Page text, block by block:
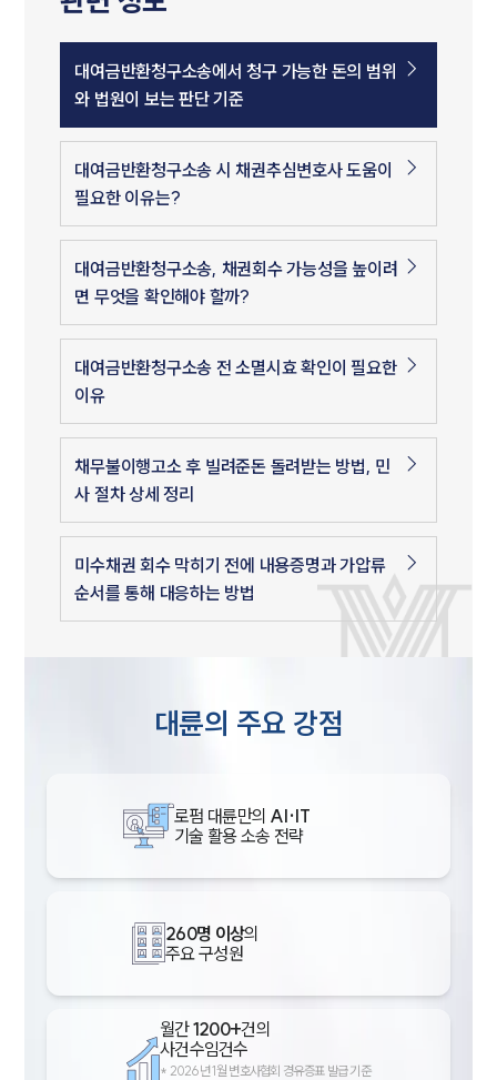
대여금반환청구소송에서 청구 가능한 돈의 범위
와 법원이 보는 판단 기준
대여금반환청구소송 시 채권추심변호사 도움이
필요한 이유는?
대여금반환청구소송, 채권회수 가능성을 높이려
면 무엇을 확인해야 할까?
대여금반환청구소송 전 소멸시효 확인이 필요한
이유
채무불이행고소 후 빌려준돈 돌려받는 방법, 민
사 절차 상세 정리
미수채권 회수 막히기 전에 내용증명과 가압류
순서를 통해 대응하는 방법
대륜의 주요 강점
로펌 대륜만의 AI·IT
기술 활용 소송 전략
260명 이상의
주요 구성원
월간1200+건의
사건수임건수
* 2026년 1월 변호사협회 경유증표 발급 기준